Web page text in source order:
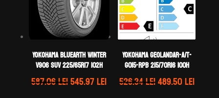
Yokohama BLUEARTH WINTER
V906 SUV 225/65R17 102H
587.06leiPrețul
545.97leiPrețul
Yokohama GEOLANDAR-A/T-
G015-RPB 215/70R16 100H
526.34leiPrețul
489.50leiPrețul